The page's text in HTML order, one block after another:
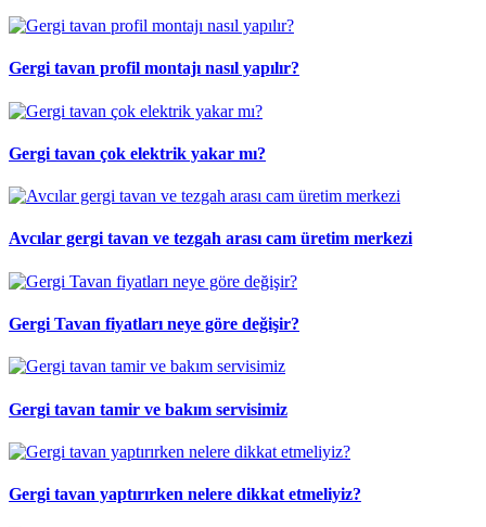
Gergi tavan profil montajı nasıl yapılır?
Gergi tavan çok elektrik yakar mı?
Avcılar gergi tavan ve tezgah arası cam üretim merkezi
Gergi Tavan fiyatları neye göre değişir?
Gergi tavan tamir ve bakım servisimiz
Gergi tavan yaptırırken nelere dikkat etmeliyiz?